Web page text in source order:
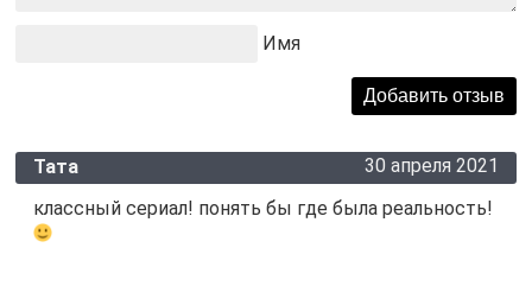
Имя
Тата
30 апреля 2021
классный сериал! понять бы где была реальность!